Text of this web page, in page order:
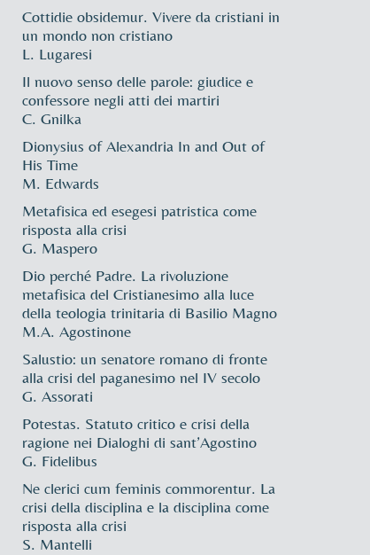
Cottidie obsidemur. Vivere da cristiani in
un mondo non cristiano
L. Lugaresi
Il nuovo senso delle parole: giudice e
confessore negli atti dei martiri
C. Gnilka
Dionysius of Alexandria In and Out of
His Time
M. Edwards
Metafisica ed esegesi patristica come
risposta alla crisi
G. Maspero
Dio perché Padre. La rivoluzione
metafisica del Cristianesimo alla luce
della teologia trinitaria di Basilio Magno
M.A. Agostinone
Salustio: un senatore romano di fronte
alla crisi del paganesimo nel IV secolo
G. Assorati
Potestas. Statuto critico e crisi della
ragione nei Dialoghi di sant’Agostino
G. Fidelibus
Ne clerici cum feminis commorentur. La
crisi della disciplina e la disciplina come
risposta alla crisi
S. Mantelli